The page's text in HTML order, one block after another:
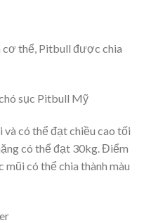
cơ thể, Pitbull được chia
sục Pitbull Mỹ
và có thể đạt chiều cao tối
có thể đạt 30kg. Điểm
mũi có thể chia thành màu